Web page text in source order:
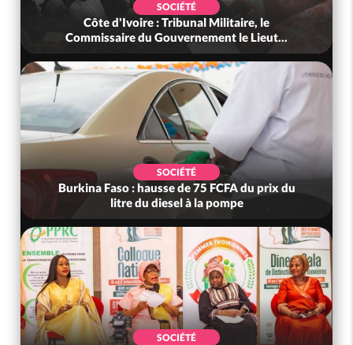
SOCIÉTÉ
Côte d'Ivoire : Tribunal Militaire, le
Commissaire du Gouvernement le Lieut...
SOCIÉTÉ
Burkina Faso : hausse de 75 FCFA du prix du
litre du diesel à la pompe
SOCIÉTÉ